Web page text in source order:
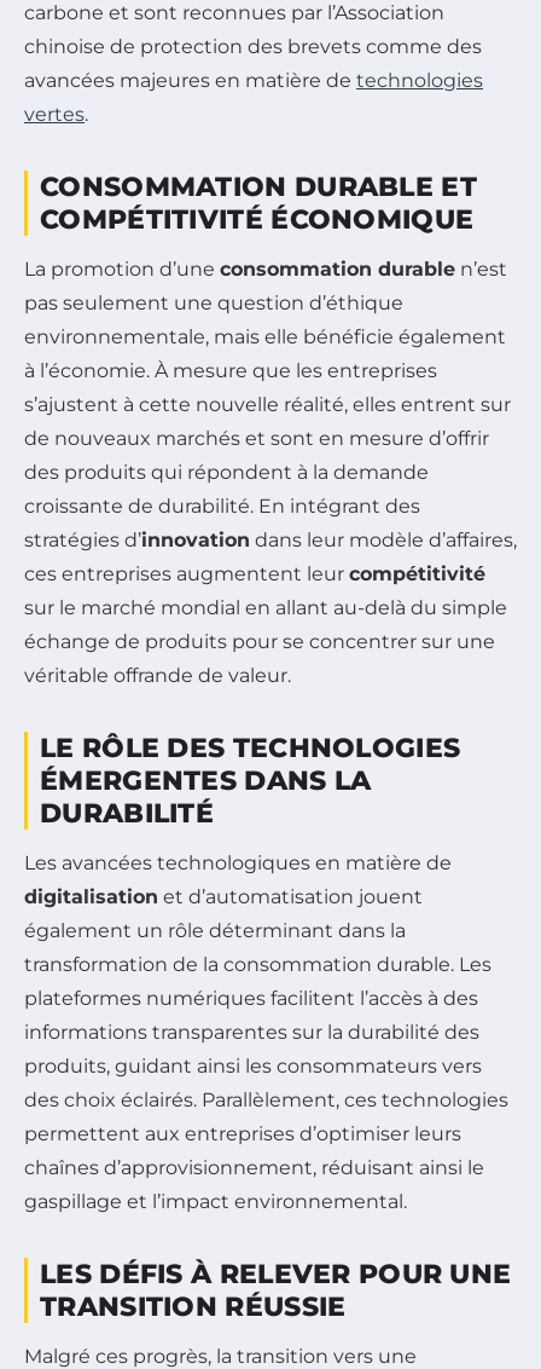
carbone et sont reconnues par l’Association
chinoise de protection des brevets comme des
avancées majeures en matière de technologies
vertes.
CONSOMMATION DURABLE ET
COMPÉTITIVITÉ ÉCONOMIQUE
La promotion d’une consommation durable n’est
pas seulement une question d’éthique
environnementale, mais elle bénéficie également
à l’économie. À mesure que les entreprises
s’ajustent à cette nouvelle réalité, elles entrent sur
de nouveaux marchés et sont en mesure d’offrir
des produits qui répondent à la demande
croissante de durabilité. En intégrant des
stratégies d’innovation dans leur modèle d’affaires,
ces entreprises augmentent leur compétitivité
sur le marché mondial en allant au-delà du simple
échange de produits pour se concentrer sur une
véritable offrande de valeur.
LE RÔLE DES TECHNOLOGIES
ÉMERGENTES DANS LA
DURABILITÉ
Les avancées technologiques en matière de
digitalisation et d’automatisation jouent
également un rôle déterminant dans la
transformation de la consommation durable. Les
plateformes numériques facilitent l’accès à des
informations transparentes sur la durabilité des
produits, guidant ainsi les consommateurs vers
des choix éclairés. Parallèlement, ces technologies
permettent aux entreprises d’optimiser leurs
chaînes d’approvisionnement, réduisant ainsi le
gaspillage et l’impact environnemental.
LES DÉFIS À RELEVER POUR UNE
TRANSITION RÉUSSIE
Malgré ces progrès, la transition vers une